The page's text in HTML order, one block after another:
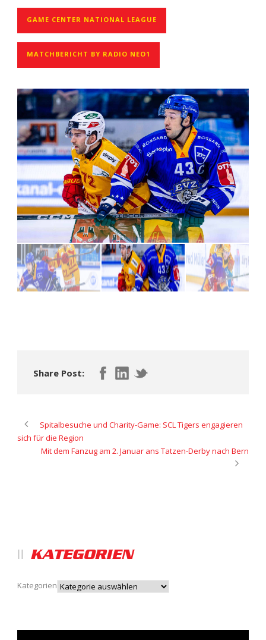
GAME CENTER NATIONAL LEAGUE
MATCHBERICHT BY RADIO NEO1
Share Post:
Spitalbesuche und Charity-Game: SCL Tigers engagieren
sich für die Region
Mit dem Fanzug am 2. Januar ans Tatzen-Derby nach Bern
KATEGORIEN
Kategorien